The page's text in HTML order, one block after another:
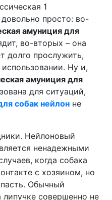
просто: во-
амуниция для
во-вторых – она
долго прослужить,
Ну и,
амуниция для
для ситуаций,
собак нейлон не
Нейлоновый
ненадежными
когда собака
с хозяином, но
Обычный
совершенно не